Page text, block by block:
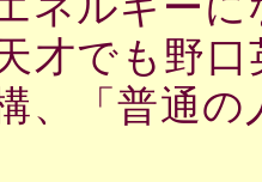
才でも野
、「普通